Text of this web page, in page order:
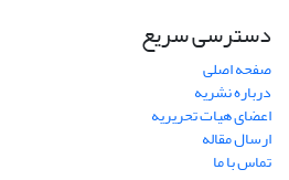
دسترسی سریع
صفحه اصلی
درباره نشریه
اعضای هیات تحریریه
ارسال مقاله
تماس با ما